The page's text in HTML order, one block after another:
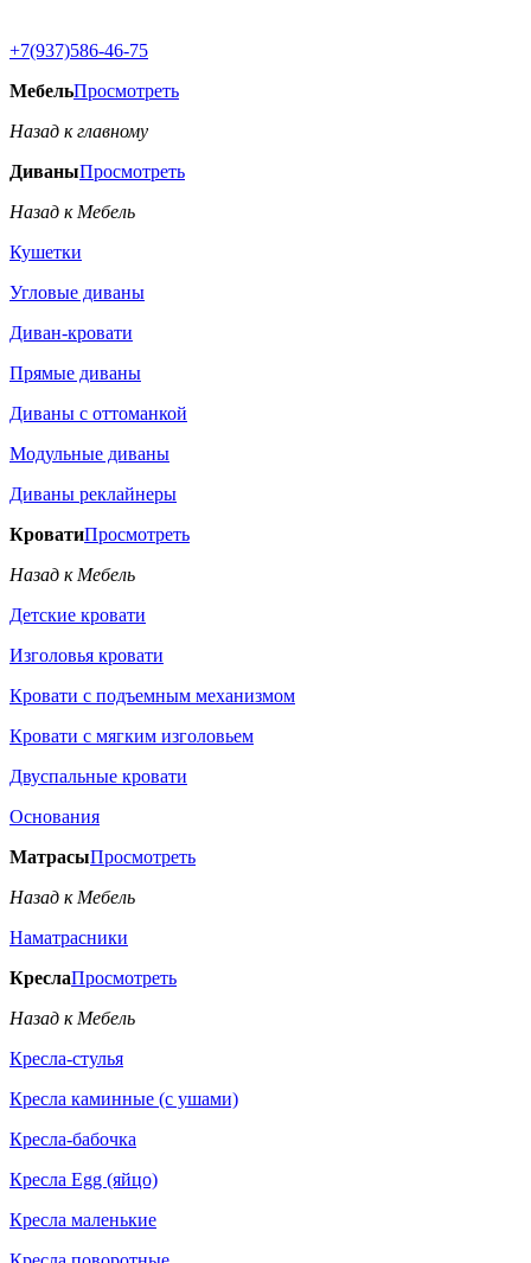
+7(937)586-46-75
МебельПросмотреть
Назад к главному
ДиваныПросмотреть
Назад к Мебель
Кушетки
Угловые диваны
Диван-кровати
Прямые диваны
Диваны с оттоманкой
Модульные диваны
Диваны реклайнеры
КроватиПросмотреть
Назад к Мебель
Детские кровати
Изголовья кровати
Кровати с подъемным механизмом
Кровати с мягким изголовьем
Двуспальные кровати
Основания
МатрасыПросмотреть
Назад к Мебель
Наматрасники
КреслаПросмотреть
Назад к Мебель
Кресла-стулья
Кресла каминные (с ушами)
Кресла-бабочка
Кресла Egg (яйцо)
Кресла маленькие